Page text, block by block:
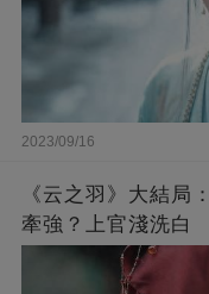
2023/09/16
《云之羽》大結局
牽強？上官淺洗白